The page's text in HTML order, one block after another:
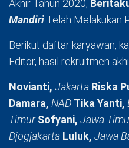
Akhir Tahun 2020,
MandiriTelah Melakukan
Berikut daftar karyawan,
Editor, hasil rekruitmen
Novianti, Jakarta Riska
Damara, NAD Tika Yanti,
TimurSofyani, Jawa
Djogjakarta Luluk, Jawa